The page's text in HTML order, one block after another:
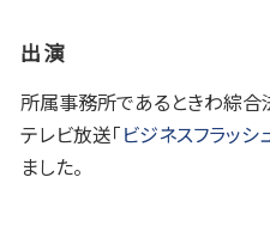
出演
所属事務所であるときわ綜
テレビ放送「ビジネスフラッ
ました。